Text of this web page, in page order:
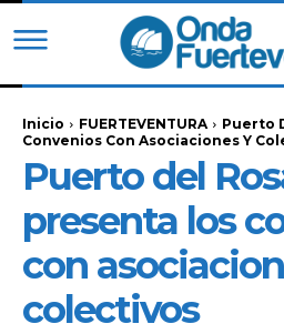
Inicio FUERTEVENTURA
Puerto
Convenios Con Asociaciones Y
Puerto del
presenta los
con
colectivos